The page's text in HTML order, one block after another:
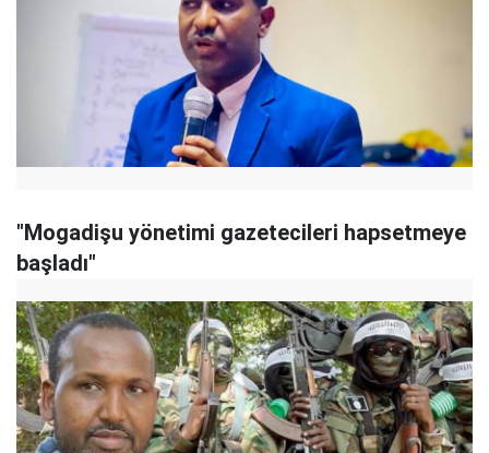
"Mogadişu yönetimi gazetecileri hapsetmeye
başladı"